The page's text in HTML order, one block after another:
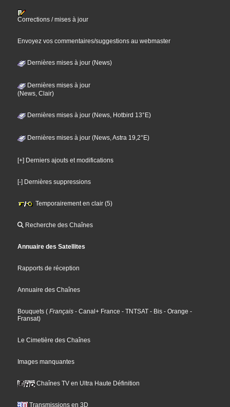
Corrections / mises à jour
Envoyez vos commentaires/suggestions au webmaster
Dernières mises à jour (News)
Dernières mises à jour
(News, Clair)
Dernières mises à jour (News, Hotbird 13°E)
Dernières mises à jour (News, Astra 19,2°E)
[+] Derniers ajouts et modifications
[-] Dernières suppressions
Temporairement en clair (5)
Recherche des Chaînes
Annuaire des Satellites
Rapports de réception
Annuaire des Chaînes
Bouquets ( Français - Canal+ France - TNTSAT - Bis - Orange -
Fransat)
Le Cimetière des Chaînes
Images manquantes
Chaînes TV en Ultra Haute Définition
Transmissions en 3D